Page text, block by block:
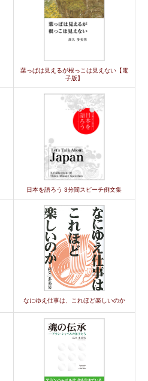
葉っぱは見えるが根っこは見えない【電
子版】
日本を語ろう 3分間スピーチ例文集
なにゆえ仕事は、これほど楽しいのか